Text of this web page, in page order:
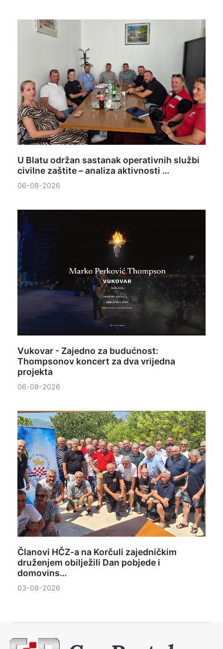
U Blatu održan sastanak operativnih službi
civilne zaštite – analiza aktivnosti …
06-08-2026
Vukovar - Zajedno za budućnost:
Thompsonov koncert za dva vrijedna
projekta
06-08-2026
Članovi HČZ-a na Korčuli zajedničkim
druženjem obilježili Dan pobjede i
domovins…
03-08-2026